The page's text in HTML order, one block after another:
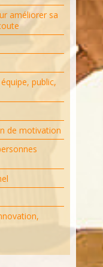
améliorer sa
public,
de motivation